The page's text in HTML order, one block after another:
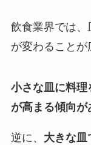
飲食業界では、
が変わることが
小さな皿に料
が高まる傾向が
逆に、 大きな皿